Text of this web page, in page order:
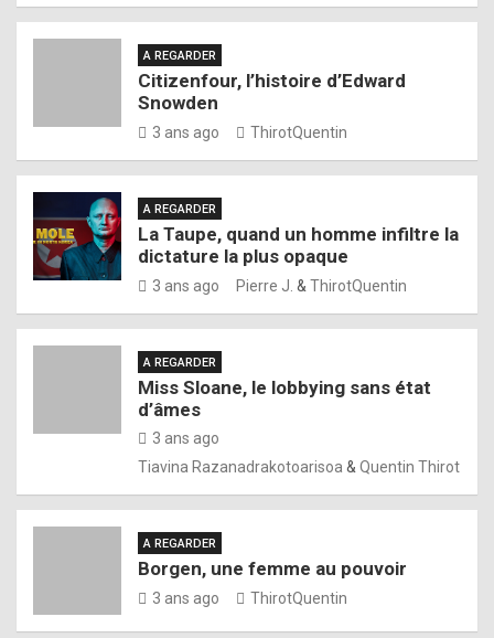
A REGARDER
Citizenfour, l’histoire d’Edward
Snowden
3 ans ago ThirotQuentin
A REGARDER
La Taupe, quand un homme infiltre la
dictature la plus opaque
3 ans ago Pierre J. & ThirotQuentin
A REGARDER
Miss Sloane, le lobbying sans état
d’âmes
3 ans ago
Tiavina Razanadrakotoarisoa & Quentin Thirot
A REGARDER
Borgen, une femme au pouvoir
3 ans ago ThirotQuentin